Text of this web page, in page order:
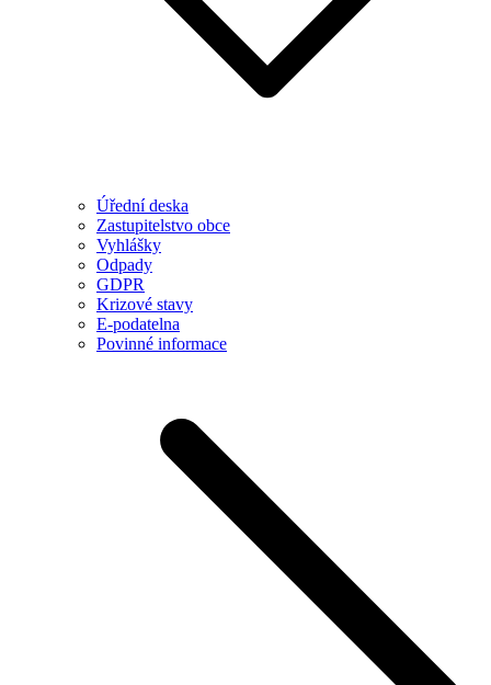
Úřední deska
Zastupitelstvo obce
Vyhlášky
Odpady
GDPR
Krizové stavy
E-podatelna
Povinné informace